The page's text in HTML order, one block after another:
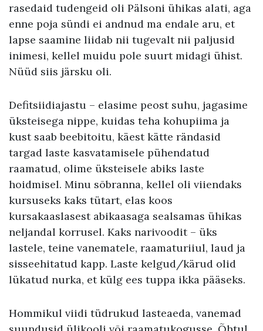
rasedaid tudengeid oli Pälsoni ühikas alati, aga
enne poja sündi ei andnud ma endale aru, et
lapse saamine liidab nii tugevalt nii paljusid
inimesi, kellel muidu pole suurt midagi ühist.
Nüüd siis järsku oli.
Defitsiidiajastu – elasime peost suhu, jagasime
üksteisega nippe, kuidas teha kohupiima ja
kust saab beebitoitu, käest kätte rändasid
targad laste kasvatamisele pühendatud
raamatud, olime üksteisele abiks laste
hoidmisel. Minu sõbranna, kellel oli viiendaks
kursuseks kaks tütart, elas koos
kursakaaslasest abikaasaga sealsamas ühikas
neljandal korrusel. Kaks narivoodit – üks
lastele, teine vanematele, raamaturiiul, laud ja
sisseehitatud kapp. Laste kelgud/kärud olid
lükatud nurka, et külg ees tuppa ikka pääseks.
Hommikul viidi tüdrukud lasteaeda, vanemad